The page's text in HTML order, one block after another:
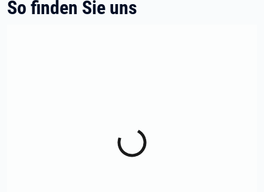
So finden Sie uns